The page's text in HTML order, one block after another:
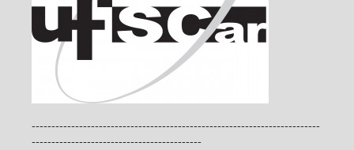
-------------------------------------------------------------------------
-------------------------------------------